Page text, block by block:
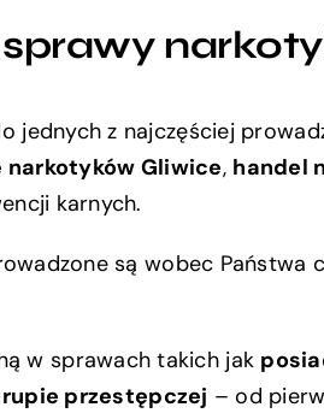
jednych z najczęściej
narkotyków Gliwice, handel
karnych.
są wobec
w sprawach takich jak
przestępczej – od